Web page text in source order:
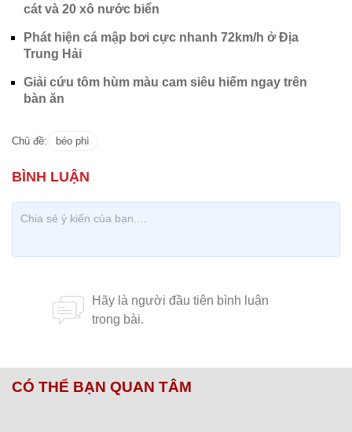
cát và 20 xô nước biển
Phát hiện cá mập bơi cực nhanh 72km/h ở Địa
Trung Hải
Giải cứu tôm hùm màu cam siêu hiếm ngay trên
bàn ăn
Chủ đề: béo phì
CÓ THỂ BẠN QUAN TÂM